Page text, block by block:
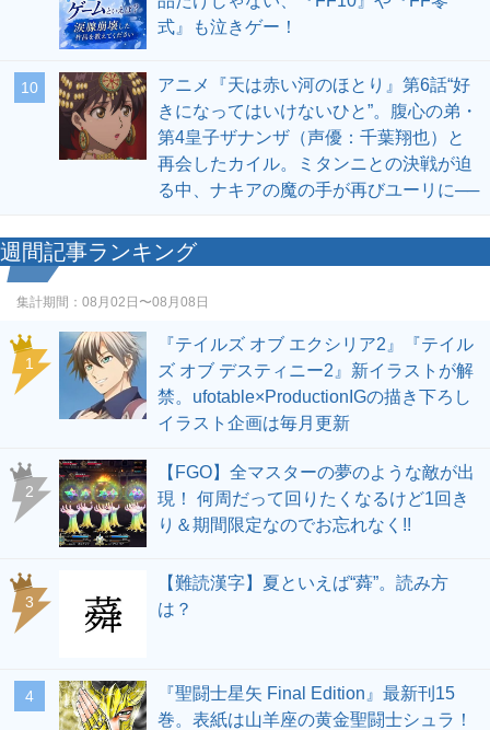
式』も泣きゲー！
10
アニメ『天は赤い河のほとり』第6話“好
きになってはいけないひと”。腹心の弟・
第4皇子ザナンザ（声優：千葉翔也）と
再会したカイル。ミタンニとの決戦が迫
る中、ナキアの魔の手が再びユーリに──
週間記事ランキング
集計期間： 08月02日〜08月08日
1
『テイルズ オブ エクシリア2』『テイル
ズ オブ デスティニー2』新イラストが解
禁。ufotable×ProductionIGの描き下ろし
イラスト企画は毎月更新
2
【FGO】全マスターの夢のような敵が出
現！ 何周だって回りたくなるけど1回き
り＆期間限定なのでお忘れなく!!
3
【難読漢字】夏といえば“蕣”。読み方
は？
4
『聖闘士星矢 Final Edition』最新刊15
巻。表紙は山羊座の黄金聖闘士シュラ！